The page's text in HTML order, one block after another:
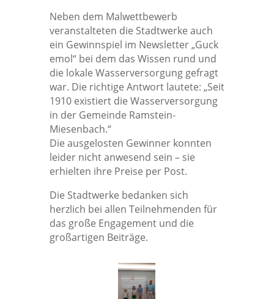
Neben dem Malwettbewerb
veranstalteten die Stadtwerke auch
ein Gewinnspiel im Newsletter „Guck
emol“ bei dem das Wissen rund und
die lokale Wasserversorgung gefragt
war. Die richtige Antwort lautete: „Seit
1910 existiert die Wasserversorgung
in der Gemeinde Ramstein-
Miesenbach.“
Die ausgelosten Gewinner konnten
leider nicht anwesend sein – sie
erhielten ihre Preise per Post.
Die Stadtwerke bedanken sich
herzlich bei allen Teilnehmenden für
das große Engagement und die
großartigen Beiträge.